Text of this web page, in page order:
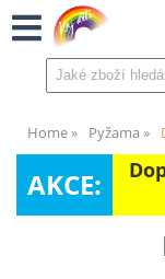
Home Pyžama
AKCE: